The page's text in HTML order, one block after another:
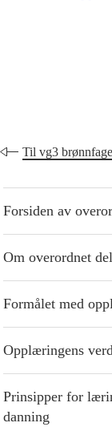
Til vg3
Forsiden av
Om overordnet del
Formålet med
Opplæringens
Prinsipper for
danning